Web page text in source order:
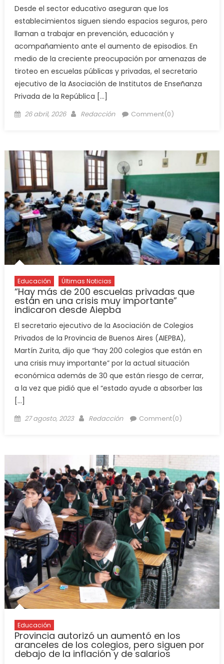
Desde el sector educativo aseguran que los
establecimientos siguen siendo espacios seguros, pero
llaman a trabajar en prevención, educación y
acompañamiento ante el aumento de episodios. En
medio de la creciente preocupación por amenazas de
tiroteo en escuelas públicas y privadas, el secretario
ejecutivo de la Asociación de Institutos de Enseñanza
Privada de la República […]
26 abril, 2026 Redacción Comment(0)
Educación Últimas Noticias
“Hay más de 200 escuelas privadas que
están en una crisis muy importante”
indicaron desde Aiepba
El secretario ejecutivo de la Asociación de Colegios
Privados de la Provincia de Buenos Aires (AIEPBA),
Martín Zurita, dijo que “hay 200 colegios que están en
una crisis muy importante” por la actual situación
económica además de 30 que están riesgo de cerrar,
a la vez que pidió que el “estado ayude a absorber las
[…]
27 agosto, 2023 Redacción Comment(0)
Educación
Provincia autorizó un aumentó en los
aranceles de los colegios, pero siguen por
debajo de la inflación y de salarios